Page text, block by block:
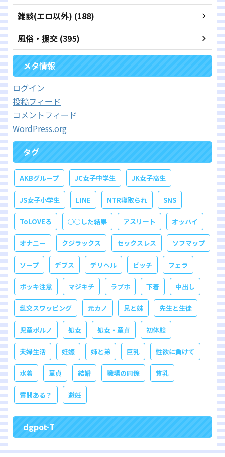
雑談(エロ以外) (188)
風俗・援交 (395)
メタ情報
ログイン
投稿フィード
コメントフィード
WordPress.org
タグ
AKBグループ JC女子中学生 JK女子高生
JS女子小学生 LINE NTR寝取られ SNS
ToLOVEる ○○した結果 アスリート オッパイ
オナニー クジラックス セックスレス ソフマップ
ソープ デブス デリヘル ビッチ フェラ
ボッキ注意 マジキチ ラブホ 下着 中出し
乱交スワッピング 元カノ 兄と妹 先生と生徒
児童ポルノ 処女 処女・童貞 初体験
夫婦生活 妊娠 姉と弟 巨乳 性欲に負けて
水着 童貞 結婚 職場の同僚 貧乳
質問ある？ 避妊
dgpot-T